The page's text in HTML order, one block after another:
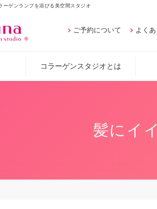
ーゲンランプを浴びる美空間スタジオ
ご予約について よく
コラーゲンスタジオとは
髪にイ